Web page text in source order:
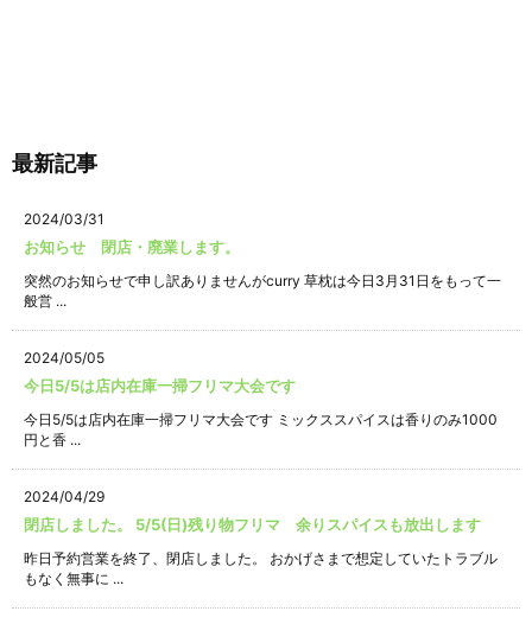
最新記事
2024/03/31
お知らせ 閉店・廃業します。
突然のお知らせで申し訳ありませんがcurry 草枕は今日3月31日をもって一
般営 ...
2024/05/05
今日5/5は店内在庫一掃フリマ大会です
今日5/5は店内在庫一掃フリマ大会です ミックススパイスは香りのみ1000
円と香 ...
2024/04/29
閉店しました。 5/5(日)残り物フリマ 余りスパイスも放出します
昨日予約営業を終了、閉店しました。 おかげさまで想定していたトラブル
もなく無事に ...